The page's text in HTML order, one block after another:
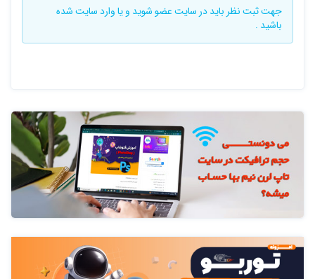
جهت ثبت نظر باید در سایتعضو شوید و یاوارد سایتشده
باشید .